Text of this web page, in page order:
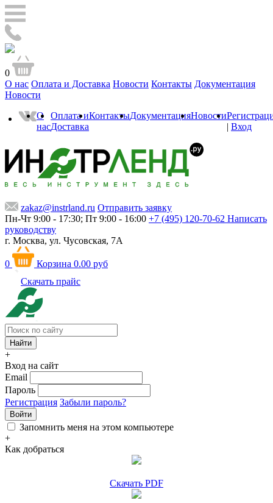
0
О нас Оплата и Доставка Новости Контакты Документация
Новости
О
нас
Оплата и
Доставка
КонтактыДокументацияНовости
| Вход
zakaz@instrland.ru Отправить заявку
Пн-Чт 9:00 - 17:30; Пт 9:00 - 16:00 +7 (495) 120-70-62 Написать
руководству
г. Москва, ул. Чусовская, 7А
0 Корзина 0.00 руб
Скачать прайс
+
Вход на сайт
Email
Пароль
Регистрация Забыли пароль?
Войти
Запомнить меня на этом компьютере
+
Как добраться
Скачать PDF